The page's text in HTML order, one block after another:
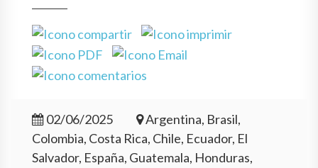
02/06/2025
Argentina, Brasil,
Colombia, Costa Rica, Chile, Ecuador, El
Salvador, España, Guatemala, Honduras,